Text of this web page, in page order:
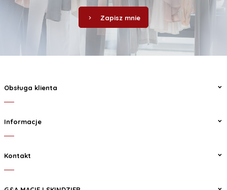
Zapisz mnie
Obsługa klienta
Informacje
Kontakt